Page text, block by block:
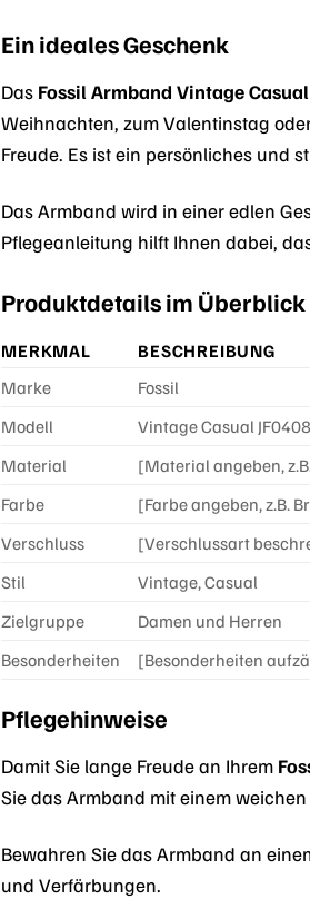
Ein ideales Geschenk
Das Fossil Armband Vintage
Weihnachten, zum Valentinstag
Freude. Es ist ein persönliches und
Das Armband wird in einer edlen
Pflegeanleitung hilft Ihnen dabei,
Produktdetails im Überblick
MERKMAL
BESCHREIBUNG
Marke
Fossil
Modell
Vintage Casual
Material
[Material angeben,
Farbe
[Farbe angeben, z.B.
Verschluss
[Verschlussart
Stil
Vintage, Casual
Zielgruppe
Damen und Herren
Besonderheiten
[Besonderheiten
Pflegehinweise
Damit Sie lange Freude an Ihrem
Sie das Armband mit einem
Bewahren Sie das Armband an
und Verfärbungen.